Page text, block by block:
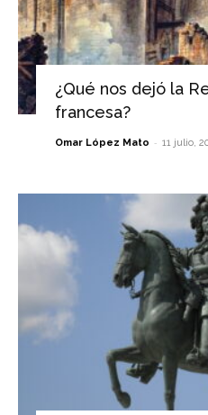
¿Qué nos dejó la
francesa?
Omar López Mato - 11 julio,